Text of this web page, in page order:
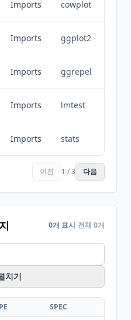
Imports cowplot
Imports ggplot2
Imports ggrepel
Imports lmtest
Imports stats
이전 1 / 3 다음
0개 표시 전체 0개
치기
SPEC